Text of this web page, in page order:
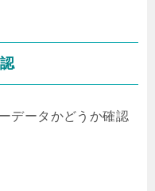
データかどうか確認